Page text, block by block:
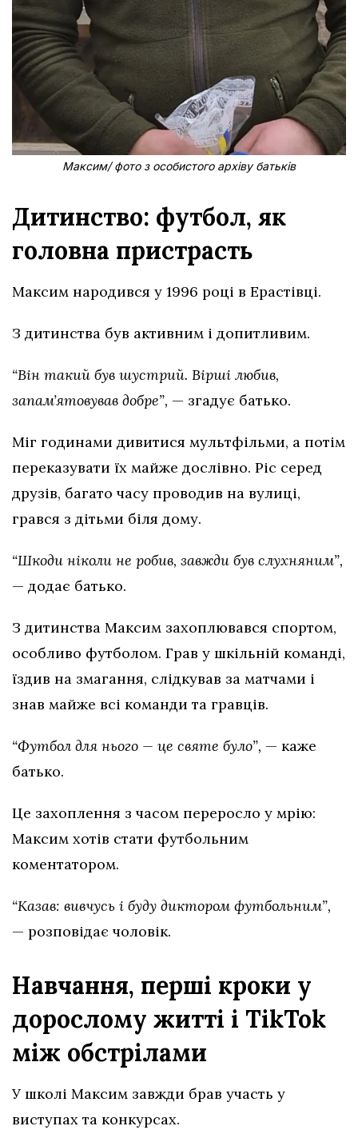
Максим/ фото з особистого архіву батьків
Дитинство: футбол, як
головна пристрасть
Максим народився у 1996 році в Ерастівці.
З дитинства був активним і допитливим.
“Він такий був шустрий. Вірші любив,
запамʼятовував добре”, — згадує батько.
Міг годинами дивитися мультфільми, а потім
переказувати їх майже дослівно. Ріс серед
друзів, багато часу проводив на вулиці,
грався з дітьми біля дому.
“Шкоди ніколи не робив, завжди був слухняним”,
— додає батько.
З дитинства Максим захоплювався спортом,
особливо футболом. Грав у шкільній команді,
їздив на змагання, слідкував за матчами і
знав майже всі команди та гравців.
“Футбол для нього — це святе було”, — каже
батько.
Це захоплення з часом переросло у мрію:
Максим хотів стати футбольним
коментатором.
“Казав: вивчусь і буду диктором футбольним”,
— розповідає чоловік.
Навчання, перші кроки у
дорослому житті і TikTok
між обстрілами
У школі Максим завжди брав участь у
виступах та конкурсах.